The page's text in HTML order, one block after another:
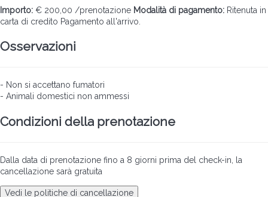
Importo: € 200,00 /prenotazione Modalità di pagamento: Ritenuta in
carta di credito Pagamento all'arrivo.
Osservazioni
- Non si accettano fumatori
- Animali domestici non ammessi
Condizioni della prenotazione
Dalla data di prenotazione fino a 8 giorni prima del check-in, la
cancellazione sarà gratuita
Vedi le politiche di cancellazione